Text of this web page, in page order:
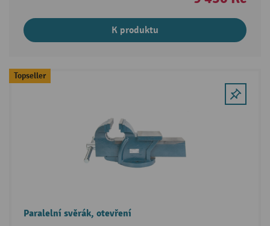
K produktu
Topseller
Paralelní svěrák, otevření